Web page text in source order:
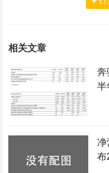
相关文章
奔
半
净
布